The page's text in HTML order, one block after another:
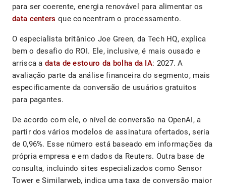
para ser coerente, energia renovável para alimentar os
data centers que concentram o processamento.
O especialista britânico Joe Green, da Tech HQ, explica
bem o desafio do ROI. Ele, inclusive, é mais ousado e
arrisca a data de estouro da bolha da IA: 2027. A
avaliação parte da análise financeira do segmento, mais
especificamente da conversão de usuários gratuitos
para pagantes.
De acordo com ele, o nível de conversão na OpenAI, a
partir dos vários modelos de assinatura ofertados, seria
de 0,96%. Esse número está baseado em informações da
própria empresa e em dados da Reuters. Outra base de
consulta, incluindo sites especializados como Sensor
Tower e Similarweb, indica uma taxa de conversão maior